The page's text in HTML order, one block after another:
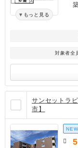
もっと見る
対象者全
サンセットラ
市】
NEW